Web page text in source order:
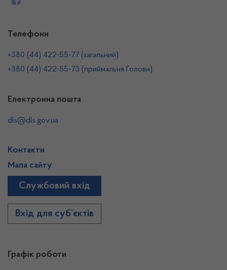
Графік роботи
Телефони
+380 (44) 422-55-77 (загальний)
+380 (44) 422-55-73 (приймальня Голови)
Електронна пошта
dls@dls.gov.ua
Контакти
Мапа сайту
Службовий вхід
Вхід для суб’єктів